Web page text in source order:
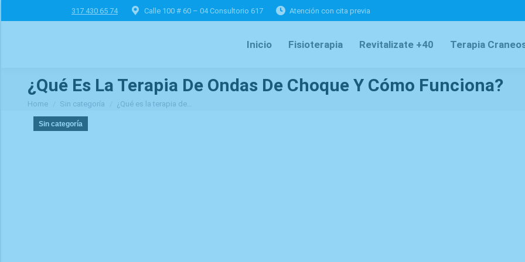
317 430 65 74 Calle 100 # 60 – 04 Consultorio 617 Atención con cita previa
Inicio Fisioterapia Revitalizate +40 Terapia
¿Qué Es La Terapia De Ondas De Choque Y Cómo Funciona?
You are here:
Home Sin categoría ¿Qué es la terapia de…
Sin categoría